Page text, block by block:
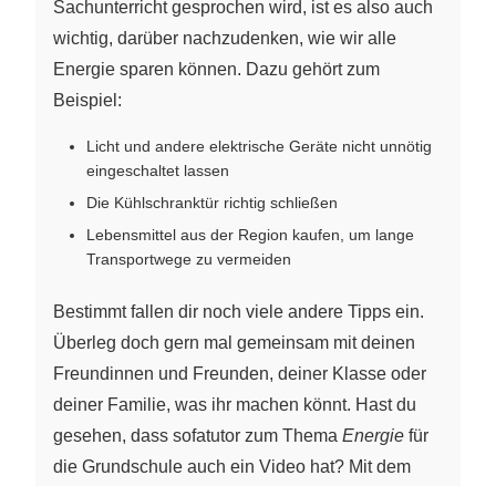
Sachunterricht gesprochen wird, ist es also auch
wichtig, darüber nachzudenken, wie wir alle
Energie sparen können. Dazu gehört zum
Beispiel:
Licht und andere elektrische Geräte nicht unnötig
eingeschaltet lassen
Die Kühlschranktür richtig schließen
Lebensmittel aus der Region kaufen, um lange
Transportwege zu vermeiden
Bestimmt fallen dir noch viele andere Tipps ein.
Überleg doch gern mal gemeinsam mit deinen
Freundinnen und Freunden, deiner Klasse oder
deiner Familie, was ihr machen könnt. Hast du
gesehen, dass sofatutor zum Thema Energie für
die Grundschule auch ein Video hat? Mit dem